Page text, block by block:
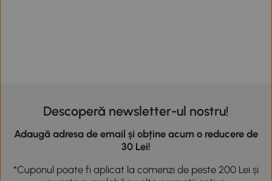
Descoperă newsletter-ul nostru!
Adaugă adresa de email și obține acum o reducere de
30 Lei!
*Cuponul poate fi aplicat la comenzi de peste 200 Lei și